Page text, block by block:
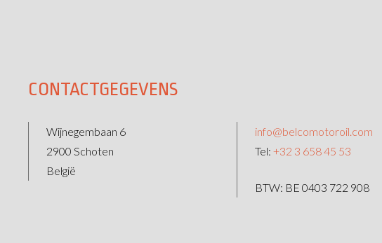
CONTACTGEGEVENS
Wijnegembaan 6
2900 Schoten
België
info@belcomotoroil.com
Tel: +32 3 658 45 53
BTW: BE 0403 722 908